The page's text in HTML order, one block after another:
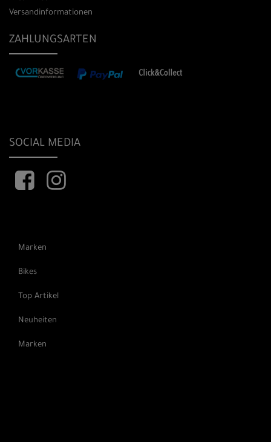
Versandinformationen
ZAHLUNGSARTEN
SOCIAL MEDIA
Marken
Bikes
Top Artikel
Neuheiten
Marken